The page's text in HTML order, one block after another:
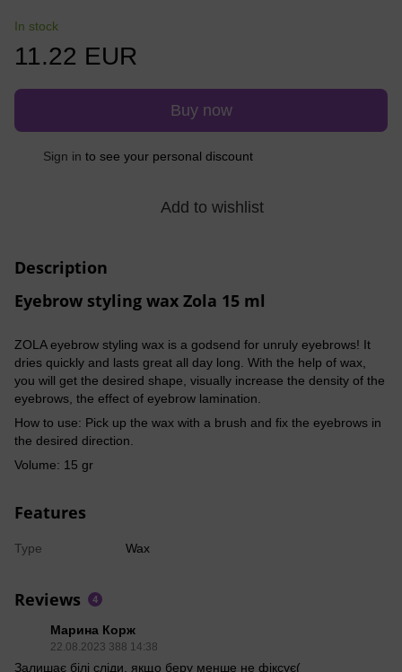
In stock
11.22 EUR
Buy now
Sign in to see your personal discount
Add to wishlist
Description
Eyebrow styling wax Zola 15 ml
ZOLA eyebrow styling wax is a godsend for unruly eyebrows! It
dries quickly and lasts great all day long. With the help of wax,
you will get the desired shape, visually increase the density of the
eyebrows, the effect of eyebrow lamination.
How to use: Pick up the wax with a brush and fix the eyebrows in
the desired direction.
Volume: 15 gr
Features
Type Wax
Reviews 4
Марина Корж
22.08.2023 388 14:38
Залишає білі сліди, якщо беру менше не фіксує(